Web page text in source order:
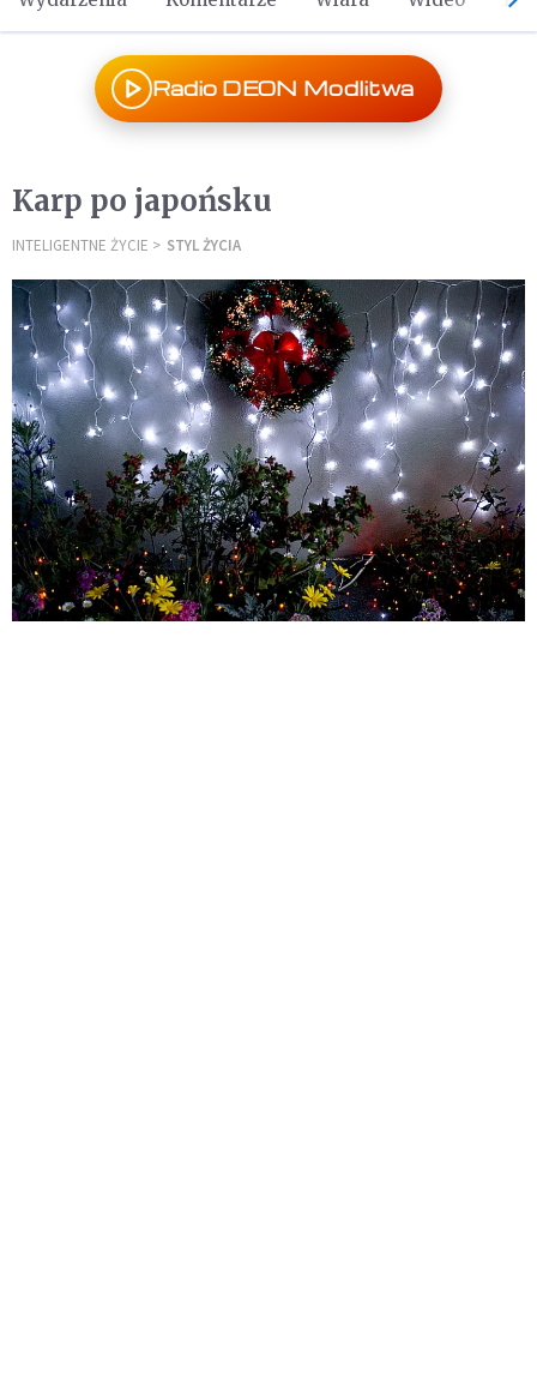
Radio DEON Modlitwa
Karp po japońsku
INTELIGENTNE ŻYCIE STYL ŻYCIA